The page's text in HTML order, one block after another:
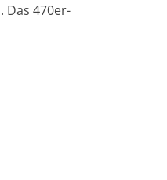
Das 470er-